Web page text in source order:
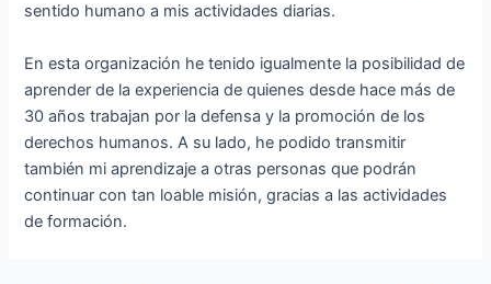
sentido humano a mis actividades diarias.
En esta organización he tenido igualmente la posibilidad de
aprender de la experiencia de quienes desde hace más de
30 años trabajan por la defensa y la promoción de los
derechos humanos. A su lado, he podido transmitir
también mi aprendizaje a otras personas que podrán
continuar con tan loable misión, gracias a las actividades
de formación.